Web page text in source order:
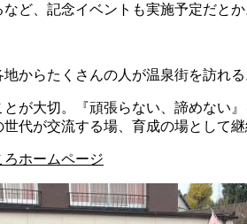
ど、記念イベントも実施予定だとか
からたくさんの人が温泉街を訪れ
とが大切。『頑張らない、諦めない
代が交流する場、育成の場として
ホームページ